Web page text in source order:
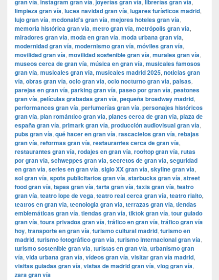
gran vía, instagram gran vía, joyerías gran vía, librerías gran vía,
limpieza gran vía, luces navidad gran vía, lugares turísticos madrid,
lujo gran vía, mcdonald’s gran vía, mejores hoteles gran vía,
memoria histórica gran vía, metro gran vía, metrópolis gran vía,
miradores gran vía, moda en gran vía, moda urbana gran vía,
modernidad gran vía, modernismo gran vía, móviles gran vía,
movilidad gran vía, movilidad sostenible gran vía, murales gran vía,
museos cerca de gran vía, música en gran vía, musicales famosos
gran vía, musicales gran vía, musicales madrid 2025, noticias gran
vía, obras gran vía, ocio gran vía, ocio nocturno gran vía, paisas,
parejas en gran vía, parking gran vía, paseo por gran vía, peatones
gran vía, películas grabadas gran vía, pequeña broadway madrid,
performances gran vía, perfumerías gran vía, personajes históricos
gran vía, plan romántico gran vía, planes cerca de gran vía, plaza de
españa gran vía, primark gran vía, producción audiovisual gran vía,
pubs gran vía, qué hacer en gran vía, rascacielos gran vía, rebajas
gran vía, reformas gran vía, restaurantes cerca de gran vía,
restaurantes gran vía, rodajes en gran vía, rooftop gran vía, rutas
por gran vía, schweppes gran vía, secretos de gran vía, seguridad
en gran vía, series en gran vía, siglo XX gran vía, skyline gran vía,
sol gran vía, spots publicitarios gran vía, starbucks gran vía, street
food gran vía, tapas gran vía, tarta gran vía, taxis gran vía, teatro
gran vía, teatro lope de vega, teatro real cerca gran vía, teatro rialto,
teatros en gran vía, tecnología gran vía, terrazas gran vía, tiendas
emblemáticas gran vía, tiendas gran vía, tiktok gran vía, tour guiado
gran vía, tours privados gran vía, tráfico en gran vía, tráfico gran vía
hoy, transporte en gran vía, turismo cultural madrid, turismo en
madrid, turismo fotográfico gran vía, turismo internacional gran vía,
turismo sostenible gran vía, turistas en gran vía, urbanismo gran
vía, vida urbana gran vía, vídeos gran vía, visitar gran vía madrid,
visitas guiadas gran vía, vistas de madrid gran vía, vlog gran vía,
zara gran vía